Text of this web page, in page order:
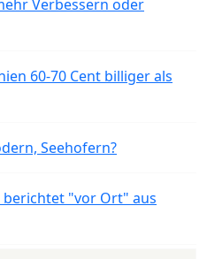
Verbessern oder
60-70 Cent billiger als
Seehofern?
berichtet "vor Ort" aus